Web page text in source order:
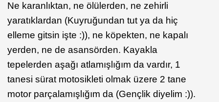
Ne karanlıktan, ne ölülerden, ne zehirli
yaratıklardan (Kuyruğundan tut ya da hiç
elleme gitsin işte :)), ne köpekten, ne kapalı
yerden, ne de asansörden. Kayakla
tepelerden aşağı atlamışlığım da vardır, 1
tanesi sürat motosikleti olmak üzere 2 tane
motor parçalamışlığım da (Gençlik diyelim :)).